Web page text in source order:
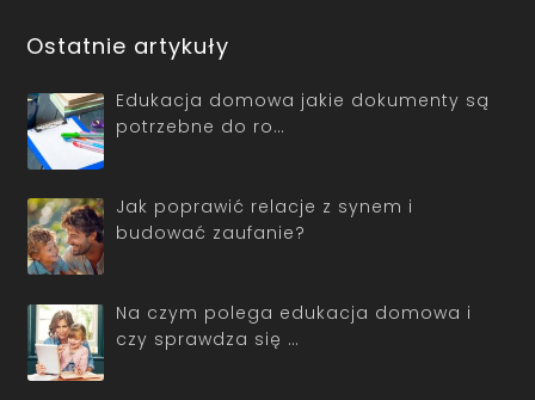
Ostatnie artykuły
Edukacja domowa jakie dokumenty są
potrzebne do ro…
Jak poprawić relacje z synem i
budować zaufanie?
Na czym polega edukacja domowa i
czy sprawdza się …